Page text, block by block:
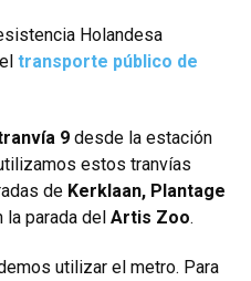
Holandesa
transporte público de
9 desde la estación
estos tranvías
de Kerklaan, Plantage
la parada del Artis Zoo.
utilizar el metro. Para